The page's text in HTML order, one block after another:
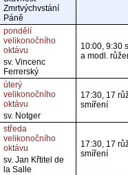
Zmrtvýchvstání
Páně
pondělí
velikonočního
oktávu
sv. Vincenc
Ferrerský
10:00, 9:30
a modl.
úterý
velikonočního
oktávu
sv. Notger
17:30, 17
smíření
středa
velikonočního
oktávu
sv. Jan Křtitel de
la Salle
17:30, 17
smíření